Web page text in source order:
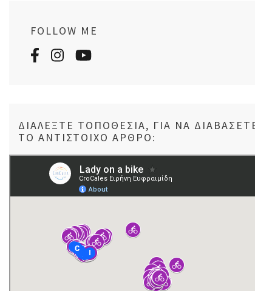
FOLLOW ME
ΔΙΑΛΈΞΤΕ ΤΟΠΟΘΕΣΊΑ, ΓΙΑ ΝΑ ΔΙΑΒΆΣΕΤΕ
ΤΟ ΑΝΤΊΣΤΟΙΧΟ ΆΡΘΡΟ: